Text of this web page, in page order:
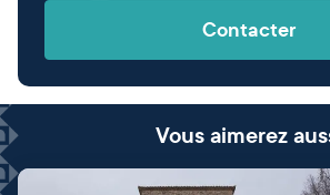
Contacter
Vous aimerez